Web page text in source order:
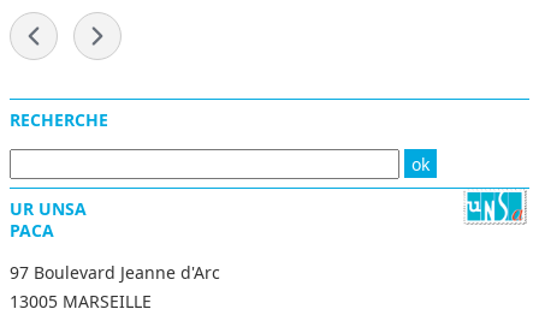
Menu
RECHERCHE
UR UNSA
PACA
97 Boulevard Jeanne d'Arc
13005 MARSEILLE